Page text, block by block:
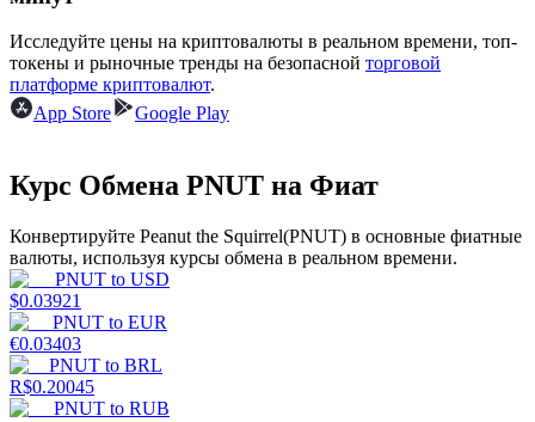
Стейкинг
Высокая прибыль и мгновенный доступ
Исследуйте цены на криптовалюты в реальном времени, топ-
токены и рыночные тренды на безопасной торговой
платформе криптовалют.
App Store
Google Play
Курс Обмена PNUT на Фиат
Конвертируйте Peanut the Squirrel(PNUT) в основные фиатные
валюты, используя курсы обмена в реальном времени.
PNUT to USD
$0.03921
PNUT to EUR
€0.03403
PNUT to BRL
R$0.20045
PNUT to RUB